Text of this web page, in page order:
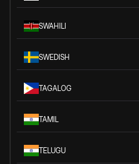
SWAHILI
SWEDISH
TAGALOG
TAMIL
TELUGU